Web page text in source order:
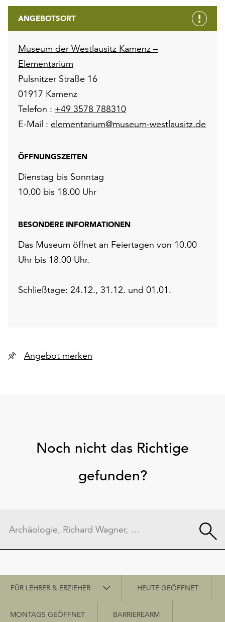
ANGEBOTSORT
Museum der Westlausitz Kamenz –
Elementarium
Pulsnitzer Straße 16
01917 Kamenz
Telefon : +49 3578 788310
E-Mail : elementarium@museum-westlausitz.de
ÖFFNUNGSZEITEN
Dienstag bis Sonntag
10.00 bis 18.00 Uhr
BESONDERE INFORMATIONEN
Das Museum öffnet an Feiertagen von 10.00
Uhr bis 18.00 Uhr.
Schließtage: 24.12., 31.12. und 01.01.
Angebot merken
Noch nicht das Richtige
gefunden?
Schnellzugriff
FÜR LEHRER & ERZIEHER HEUTE GEÖFFNET
MONTAGS GEÖFFNET BARRIEREARM